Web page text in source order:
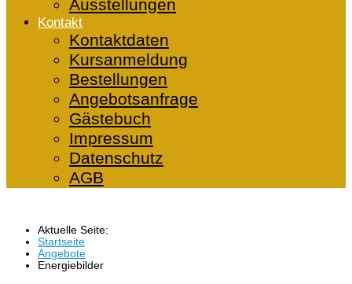
Ausstellungen
Kontakt
Kontaktdaten
Kursanmeldung
Bestellungen
Angebotsanfrage
Gästebuch
Impressum
Datenschutz
AGB
Aktuelle Seite:
Startseite
Angebote
Energiebilder